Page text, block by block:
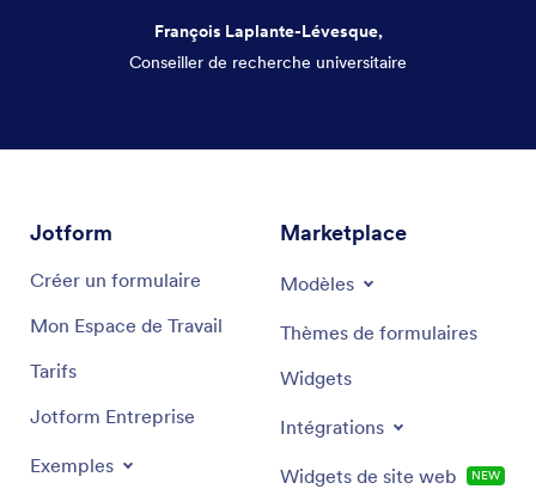
François Laplante-Lévesque,
Conseiller de recherche universitaire
Jotform
Créer un formulaire
Mon Espace de Travail
Tarifs
Jotform Entreprise
Exemples
Marketplace
Modèles
Thèmes de formulaires
Widgets
Intégrations
Widgets de site web NEW